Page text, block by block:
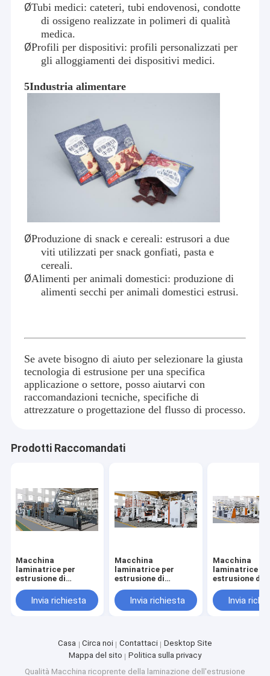
ØTubi medici: cateteri, tubi endovenosi, condotte
di ossigeno realizzate in polimeri di qualità
medica.
ØProfili per dispositivi: profili personalizzati per
gli alloggiamenti dei dispositivi medici.
5Industria alimentare
ØProduzione di snack e cereali: estrusori a due
viti utilizzati per snack gonfiati, pasta e
cereali.
ØAlimenti per animali domestici: produzione di
alimenti secchi per animali domestici estrusi.
Se avete bisogno di aiuto per selezionare la giusta
tecnologia di estrusione per una specifica
applicazione o settore, posso aiutarvi con
raccomandazioni tecniche, specifiche di
attrezzature o progettazione del flusso di processo.
Prodotti Raccomandati
Macchina
laminatrice per
estrusione di
bicchieri e ciotole di
carta di alto valore
Invia richiesta
Macchina
laminatrice per
estrusione di
imballaggi flessibili
di alto valore
Invia richiesta
Macchina
laminatrice
estrusione di
rilascio
alto valore
Invia
nel 2007 e si è trasferita nel distretto di Jintan nel 2015.
La nuova fabbrica, con una scala ampliata e una
tecnologia avanzata, ha migliorato la sua influenza sul
Casa Circa noi Contattaci
Desktop Site
Mappa del sito
Politica sulla privacy
Qualità Macchina ricoprente della laminazione dell'estrusione